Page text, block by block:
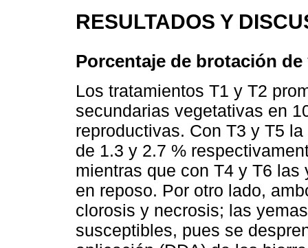
RESULTADOS Y
Porcentaje de brotación
Los tratamientos T1 y T2
secundarias vegetativas en
reproductivas. Con T3 y T5
de 1.3 y 2.7 %
mientras que con T4 y T6
en reposo. Por otro lado,
clorosis y necrosis; las
susceptibles, pues se